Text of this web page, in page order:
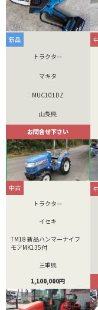
新品
トラクター
マキタ
MUC101DZ
山梨県
お問合せ下さい
中古
トラクター
イセキ
TM18 新品ハンマーナイフ
モアMK135付
三重県
1,100,000円